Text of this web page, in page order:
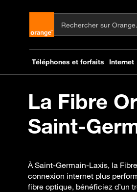
La Fibre
Saint-
À Saint-Germain-Laxis, la
connexion internet plus
fibre optique, bénéficiez d’un